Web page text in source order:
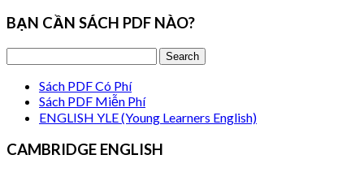
BẠN CẦN SÁCH PDF NÀO?
Sách PDF Có Phí
Sách PDF Miễn Phí
ENGLISH YLE (Young Learners English)
CAMBRIDGE ENGLISH